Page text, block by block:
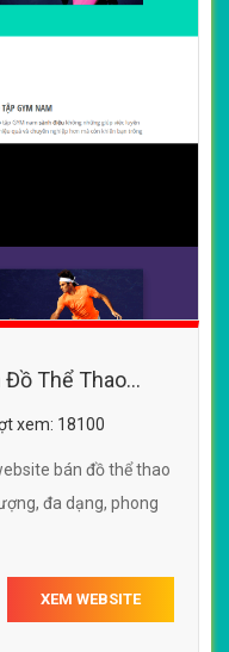
Đồ Thể Thao
SEO
xem: 18100
bán đồ thể thao
đa dạng, phong
XEM WEBSITE